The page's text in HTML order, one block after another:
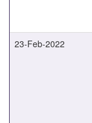
23-Feb-2022